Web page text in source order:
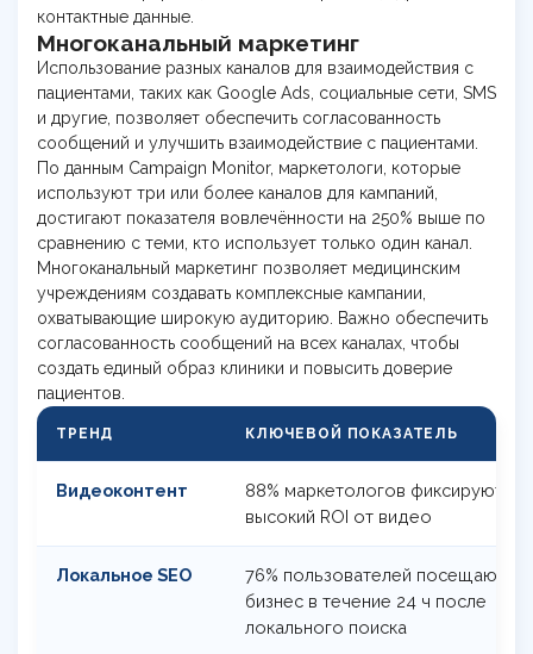
контактные данные.
Многоканальный маркетинг
Использование разных каналов для взаимодействия с
пациентами, таких как Google Ads, социальные сети, SMS
и другие, позволяет обеспечить согласованность
сообщений и улучшить взаимодействие с пациентами.
По данным Campaign Monitor, маркетологи, которые
используют три или более каналов для кампаний,
достигают показателя вовлечённости на 250% выше по
сравнению с теми, кто использует только один канал.
Многоканальный маркетинг позволяет медицинским
учреждениям создавать комплексные кампании,
охватывающие широкую аудиторию. Важно обеспечить
согласованность сообщений на всех каналах, чтобы
создать единый образ клиники и повысить доверие
пациентов.
ТРЕНД КЛЮЧЕВОЙ ПОКАЗАТЕЛЬ
Видеоконтент
88% маркетологов фиксируют
высокий ROI от видео
Локальное SEO
76% пользователей посещают
бизнес в течение 24 ч после
локального поиска